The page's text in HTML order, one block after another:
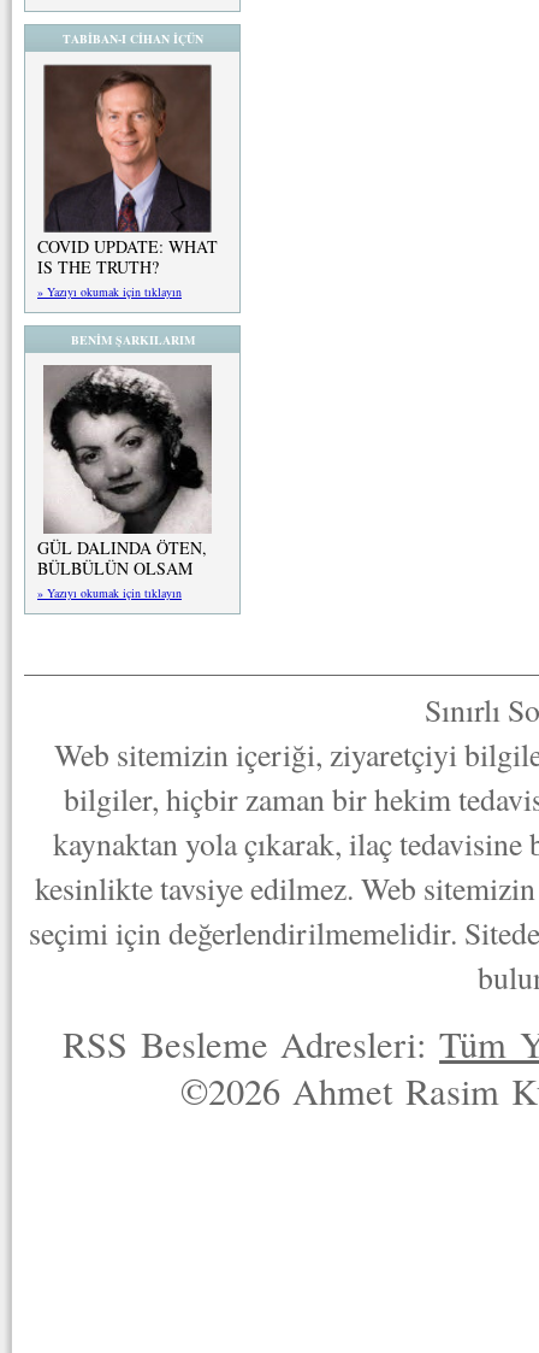
TABİBAN-I CİHAN İÇÜN
COVID UPDATE: WHAT
IS THE TRUTH?
» Yazıyı okumak için tıklayın
BENİM ŞARKILARIM
GÜL DALINDA ÖTEN,
BÜLBÜLÜN OLSAM
» Yazıyı okumak için tıklayın
Sınırlı
Web sitemizin içeriği, ziyaretçiyi
bilgiler, hiçbir zaman bir hekim
kaynaktan yola çıkarak, ilaç
kesinlikte tavsiye edilmez. Web
seçimi için değerlendirilmemelidir.
RSS Besleme Adresleri:Tüm
©2026 Ahmet Rasim